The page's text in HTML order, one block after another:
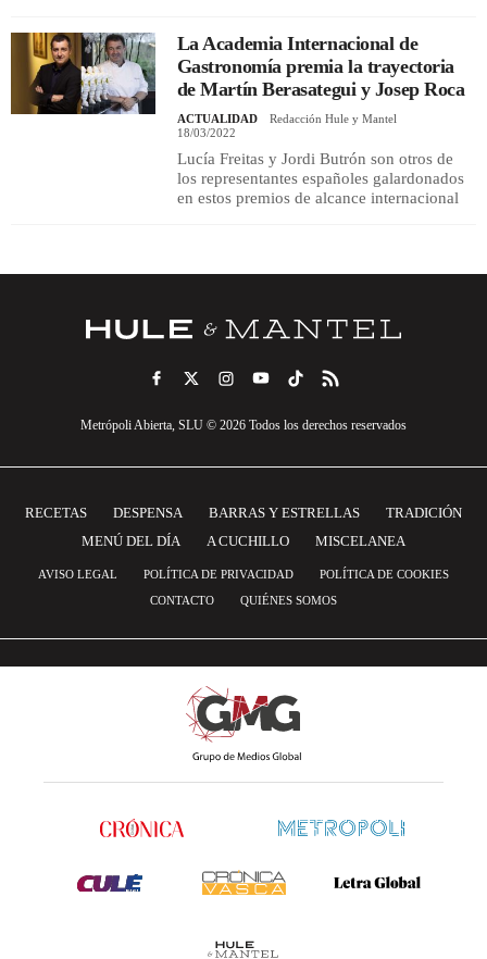
La Academia Internacional de
Gastronomía premia la trayectoria
de Martín Berasategui y Josep Roca
ACTUALIDAD
Redacción Hule y Mantel
18/03/2022
Lucía Freitas y Jordi Butrón son otros de
los representantes españoles galardonados
en estos premios de alcance internacional
Metrópoli Abierta, SLU © 2026 Todos los derechos reservados
RECETAS DESPENSA BARRAS Y ESTRELLAS
TRADICIÓN
MENÚ DEL DÍA
A CUCHILLO MISCELANEA
AVISO LEGAL POLÍTICA DE PRIVACIDAD
POLÍTICA DE COOKIES
CONTACTO
QUIÉNES SOMOS